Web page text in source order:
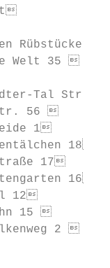
Welt 35 
Tal
56 
Heide 1
17
12
Hahn 15 
2 